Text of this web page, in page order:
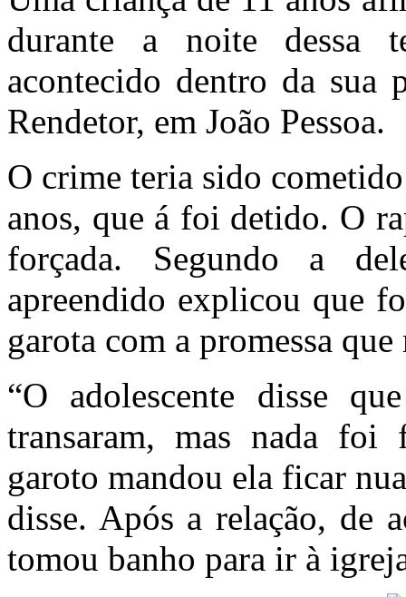
durante a noite dessa
acontecido dentro da sua
Rendetor, em João Pessoa.
O crime teria sido
anos, que á foi detido. O
forçada. Segundo a
apreendido explicou que
garota com a promessa
“O adolescente disse
transaram, mas nada
garoto mandou ela ficar
disse. Após a relação, de
tomou banho para ir à